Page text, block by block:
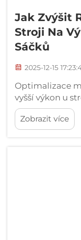
Jak Zvýšit
Stroji Na
Sáčků
2025-12-15
Optimalizace
vyšší výkon u
sáčků.
Dostatečné
provozu na
Zobrazit více